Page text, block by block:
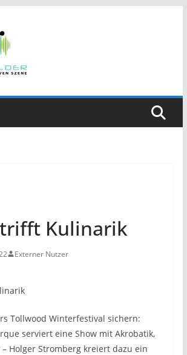
Kulinarik
Externer Nutzer
Tollwood Winterfestival sichern:
serviert eine Show mit Akrobatik,
– Holger Stromberg kreiert dazu ein